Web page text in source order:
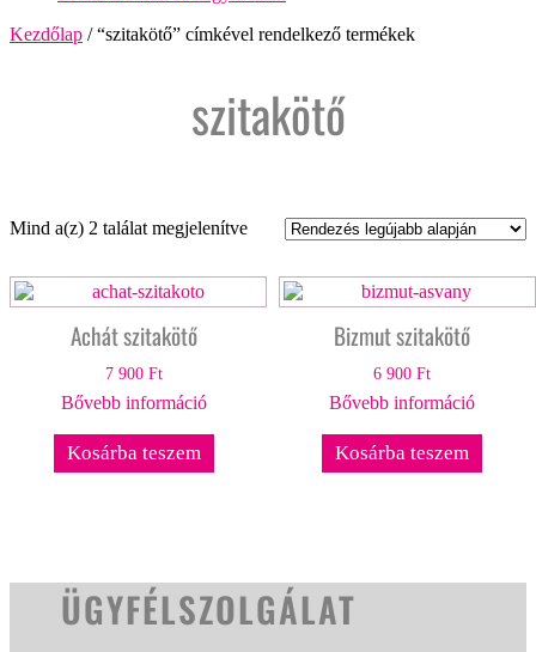
Kezdőlap / “szitakötő” címkével rendelkező termékek
szitakötő
Mind a(z) 2 találat megjelenítveSorted
Achát szitakötő
7 900 Ft
Bővebb információ
Kosárba teszem
Bizmut szitakötő
6 900Ft
Bővebb információ
Kosárba teszem
ÜGYFÉLSZOLGÁLAT